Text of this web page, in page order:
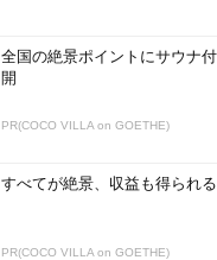
全国の絶景ポイントにサウナ
開
PR(COCO VILLA on GOETHE)
すべてが絶景、収益も得られ
PR(COCO VILLA on GOETHE)